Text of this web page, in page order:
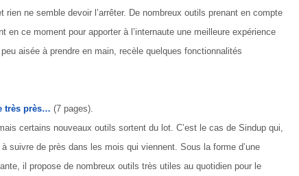
ne semble devoir l’arrêter. De nombreux outils prenant en compte
ce moment pour apporter à l’internaute une meilleure expérience
aisée à prendre en main, recèle quelques fonctionnalités
très près… (7 pages).
certains nouveaux outils sortent du lot. C’est le cas de Sindup qui,
suivre de près dans les mois qui viennent. Sous la forme d’une
il propose de nombreux outils très utiles au quotidien pour le